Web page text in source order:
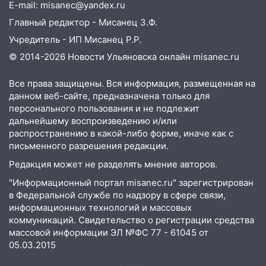
перевернулась на мопеде и попала в
больницу
15:59 Ульяновец отдал более 14
миллионов рублей за криминальное
15:32 На «кольце» кроссовер сбил 18-
летнего мопедиста
15:00 В Ульяновске после тройного ДТП
госпитализировали 25-летнего байкера
14:32
На Ульяновскую область
14:08 Пешеход переходил по «зебре»:
подробности серьезной аварии на
Фруктовой
13:30 В Димитровграде на улице
E-mail: misanec@yandex.ru
Главный редактор - Мисанец З.Ф.
Учредитель - ИП Мисанец Р.Р.
© 2014-2026 Новости Ульяновска онлайн misanec.ru
Все права защищены. Вся информация, размещенная на
данном веб-сайте, предназначена только для
персонального пользования и не подлежит
дальнейшему воспроизведению и/или
распространению в какой-либо форме, иначе как с
письменного разрешения редакции.
Редакция может не разделять мнение авторов.
"Информационный портал misanec.ru" зарегистрирован
в Федеральной службе по надзору в сфере связи,
информационных технологий и массовых
коммуникаций. Свидетельство о регистрации средства
массовой информации ЭЛ №ФС 77 - 61045 от
05.03.2015